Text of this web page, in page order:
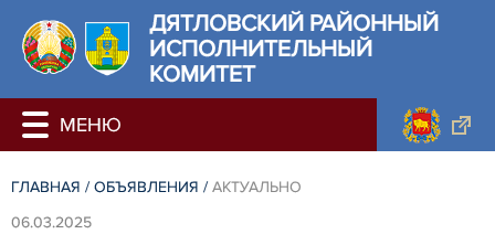
ДЯТЛОВСКИЙ РАЙОННЫЙ
ИСПОЛНИТЕЛЬНЫЙ
КОМИТЕТ
ГЛАВНАЯ / ОБЪЯВЛЕНИЯ / АКТУАЛЬНО
06.03.2025